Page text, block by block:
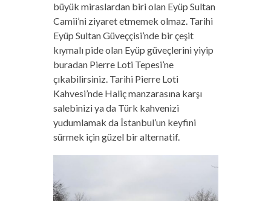
büyük miraslardan biri olan Eyüp Sultan
Camii’ni ziyaret etmemek olmaz. Tarihi
Eyüp Sultan Güveççisi’nde bir çeşit
kıymalı pide olan Eyüp güveçlerini yiyip
buradan Pierre Loti Tepesi’ne
çıkabilirsiniz. Tarihi Pierre Loti
Kahvesi’nde Haliç manzarasına karşı
salebinizi ya da Türk kahvenizi
yudumlamak da İstanbul’un keyfini
sürmek için güzel bir alternatif.